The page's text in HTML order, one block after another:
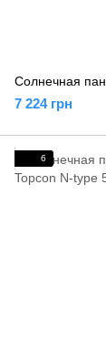
Солнечная
7 224 грн
6